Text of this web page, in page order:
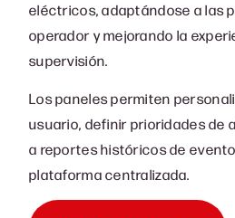
eléctricos, adaptándose a las
operador y mejorando la
supervisión.
Los paneles permiten
usuario, definir prioridades de
a reportes históricos de
plataforma centralizada.